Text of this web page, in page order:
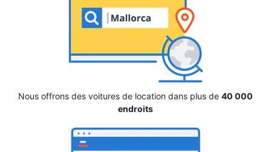
Nous offrons des voitures de location dans plus de 40 000
endroits